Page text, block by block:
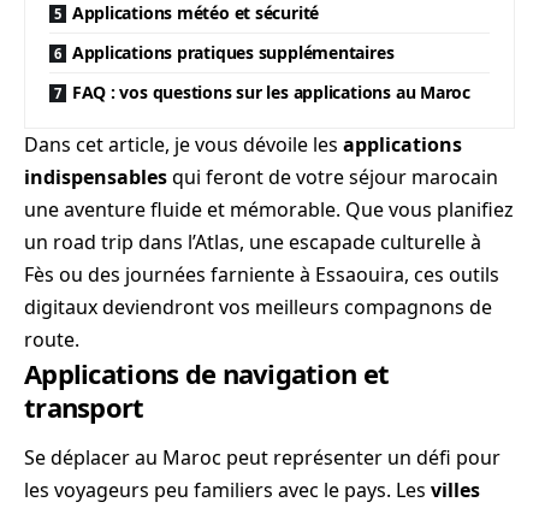
Applications météo et sécurité
Applications pratiques supplémentaires
FAQ : vos questions sur les applications au Maroc
Dans cet article, je vous dévoile les applications
indispensablesqui feront de votre séjour marocain
une aventure fluide et mémorable. Que vous planifiez
un road trip dans l’Atlas, une escapade culturelle à
Fès ou des journées farniente à Essaouira, ces outils
digitaux deviendront vos meilleurs compagnons de
route.
Applications de navigation et
transport
Se déplacer au Maroc peut représenter un défi pour
les voyageurs peu familiers avec le pays. Les villes